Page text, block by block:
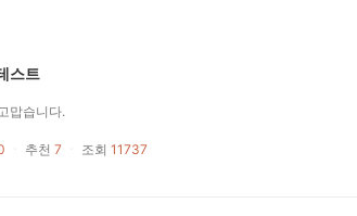
스트
맙습니다.
추천 7 조회 11737